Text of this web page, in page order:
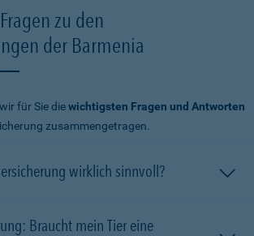
zu den
der Barmenia
für Sie diewichtigsten Fragen und Antworten
zusammengetragen.
wirklich sinnvoll?
Braucht mein Tier eine